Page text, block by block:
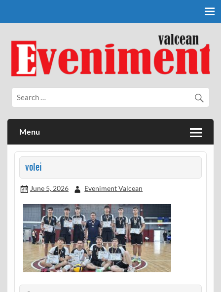
Eveniment Valcean
Menu
volei
June 5, 2026 Eveniment Valcean